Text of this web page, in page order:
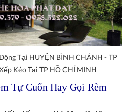
Tại HUYỆN BÌNH CHÁNH - TP
Kéo Tại TP HỒ CHÍ MINH
Tự Cuốn Hay Gọi Rèm